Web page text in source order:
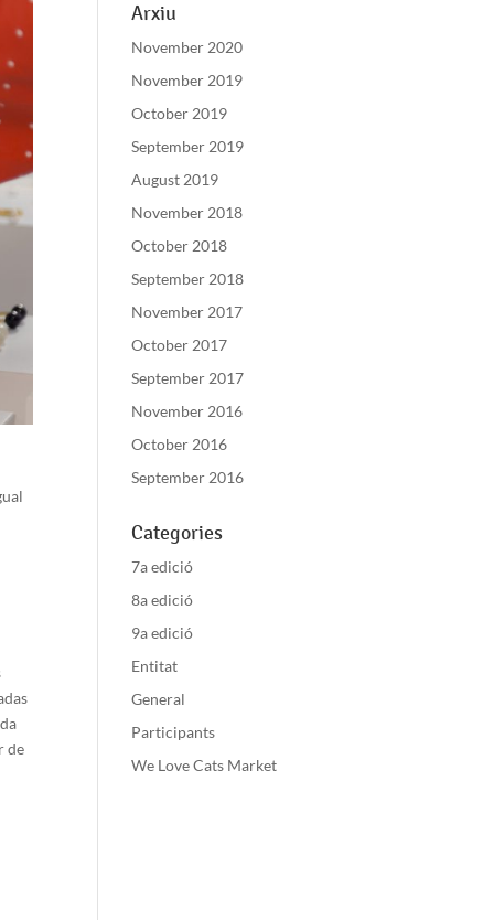
de
Arxiu
November 2020
November 2019
October 2019
September 2019
August 2019
November 2018
October 2018
September 2018
November 2017
October 2017
September 2017
November 2016
October 2016
September 2016
Categories
7a edició
8a edició
9a edició
Entitat
General
Participants
We Love Cats Market